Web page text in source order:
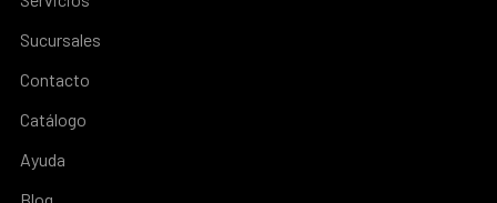
Sucursales
Contacto
Catálogo
Ayuda